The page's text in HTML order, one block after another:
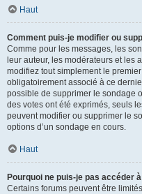
Haut
Comment puis-je modifier ou
Comme pour les messages, les
leur auteur, les modérateurs et les
modifiez tout simplement le
obligatoirement associé à ce
possible de supprimer le sondage
des votes ont été exprimés, seuls
peuvent modifier ou supprimer le
options d’un sondage en cours.
Haut
Pourquoi ne puis-je pas accéder
Certains forums peuvent être